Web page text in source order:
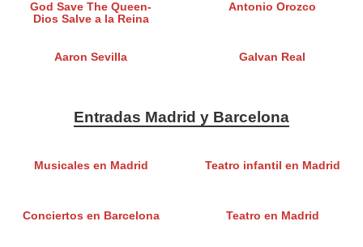
God Save The Queen-
Dios Salve a la Reina
Antonio Orozco
Aaron Sevilla Galvan Real
Entradas Madrid y Barcelona
Musicales en Madrid Teatro infantil en Madrid
Conciertos en Barcelona Teatro en Madrid